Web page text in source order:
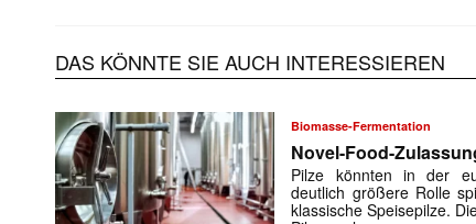
DAS KÖNNTE SIE AUCH INTERESSIEREN
Biomasse-Fermentation
Novel-Food-
Pilze könnten in der
deutlich größere Rolle
klassische Speisepilze.